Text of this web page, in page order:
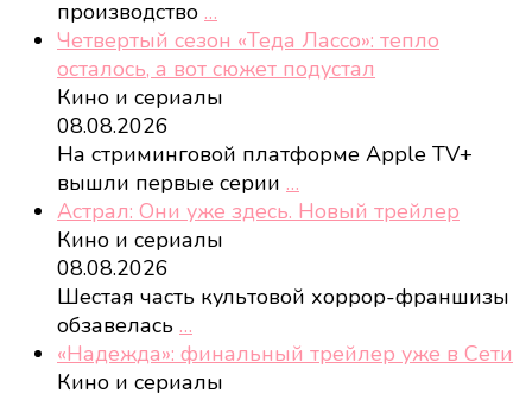
производство …
Четвертый сезон «Теда Лассо»: тепло
осталось, а вот сюжет подустал
Кино и сериалы
08.08.2026
На стриминговой платформе Apple TV+
вышли первые серии …
Астрал: Они уже здесь. Новый трейлер
Кино и сериалы
08.08.2026
Шестая часть культовой хоррор-франшизы
обзавелась …
«Надежда»: финальный трейлер уже в Сети
Кино и сериалы